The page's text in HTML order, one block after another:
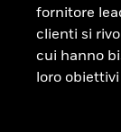
fornitore
clienti si
cui hanno
loro